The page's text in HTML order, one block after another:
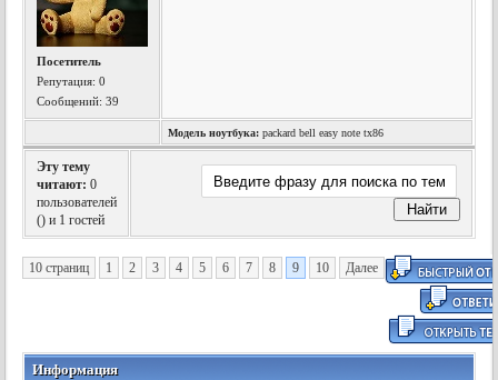
Посетитель
Репутация:0
Сообщений: 39
Модель ноутбука: packard bell easy note tx86
Эту тему
читают: 0
пользователей
() и 1 гостей
10 страниц 1 2 3 4 5 6 7 8 9 10 Далее
Информация